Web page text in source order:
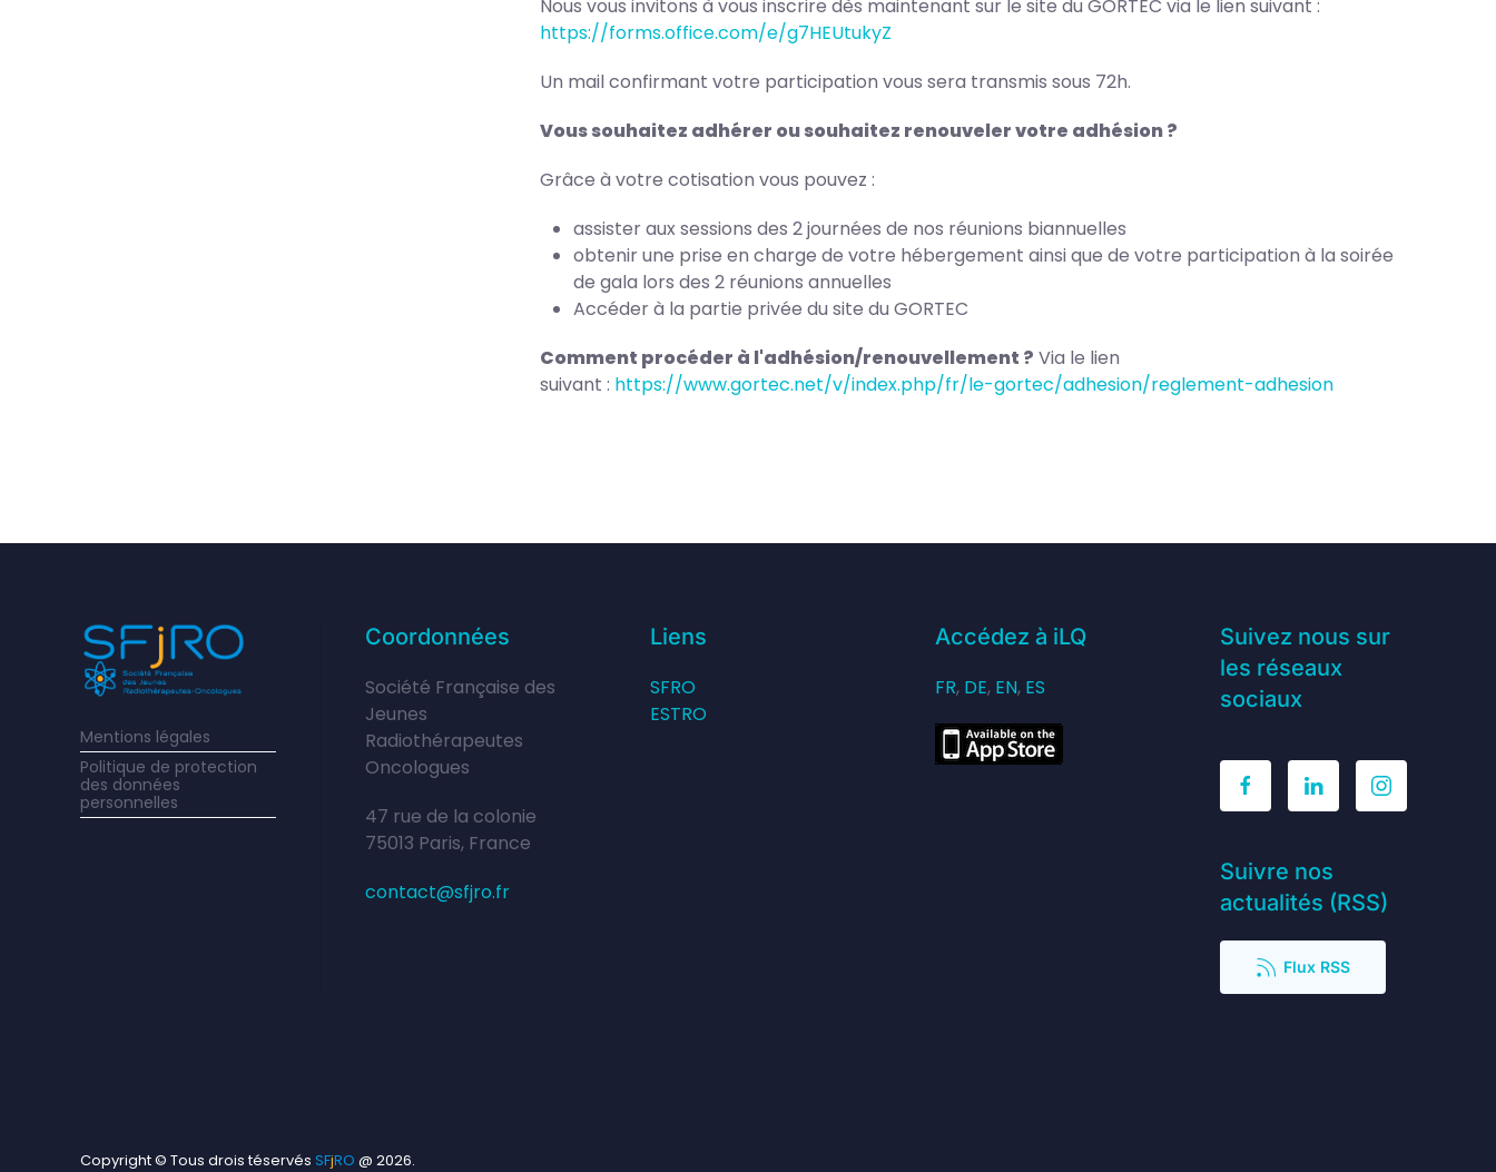
Nous vous invitons à vous inscrire dès maintenant sur le site du GORTEC via le lien suivant : ​
https://forms.office.com/e/g7HEUtukyZ
Un mail confirmant votre participation vous sera transmis sous 72h.
Vous souhaitez adhérer ou souhaitez renouveler votre adhésion ?
Grâce à votre cotisation vous pouvez :
assister aux sessions des 2 journées de nos réunions biannuelles
obtenir une prise en charge de votre hébergement ainsi que de votre participation à la soirée
de gala lors des 2 réunions annuelles
Accéder à la partie privée du site du GORTEC
Comment procéder à l'adhésion/renouvellement ? Via le lien
suivant : https://www.gortec.net/v/index.php/fr/le-gortec/adhesion/reglement-adhesion
Mentions légales
Politique de protection
des données
personnelles
Coordonnées
Société Française des
Jeunes
Radiothérapeutes
Oncologues
47 rue de la colonie
75013 Paris, France
contact@sfjro.fr
Liens
SFRO
ESTRO
Accédez à iLQ
FR, DE, EN, ES
Suivez nous sur
les réseaux
sociaux
Suivre nos
actualités (RSS)
Flux RSS
Copyright © Tous drois téservés SFjRO @ 2026.